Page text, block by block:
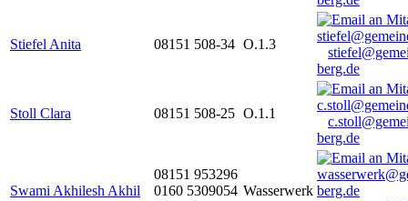
Stiefel Anita 08151 508-34 O.1.3
berg.de
Stoll Clara 08151 508-25 O.1.1
berg.de
Swami Akhilesh Akhil
08151 953296
0160 5309054 Wasserwerk